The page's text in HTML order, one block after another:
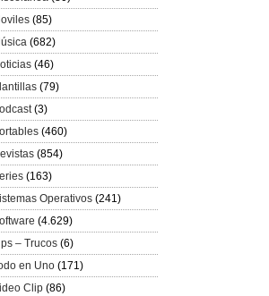
(85)
(682)
(46)
(79)
(3)
(460)
(854)
(163)
Operativos (241)
(4.629)
– Trucos (6)
en Uno (171)
Clip (86)